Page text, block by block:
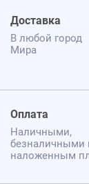
Доставка
В любой город
Мира
Оплата
Наличными,
безналичными
наложенным